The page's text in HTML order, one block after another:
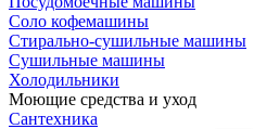
Соло кофемашины
Стирально-сушильные машины
Сушильные машины
Холодильники
Моющие средства и уход
Сантехника